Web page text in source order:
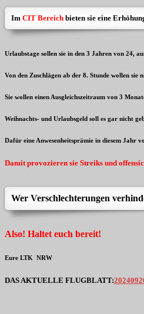
Im CIT Bereich bieten sie eine
Urlaubstage sollen sie in den 3 Jahren von 24,
Von den Zuschlägen ab der 8. Stunde wollen sie
Sie wollen einen Ausgleichszeitraum von 3
Weihnachts- und Urlaubsgeld soll es gar nicht
Dafür eine Anwesenheitsprämie in diesem Jahr
Damit provozieren sie Streiks und
Wer Verschlechterungen
Also! Haltet euch bereit!
Eure LTK NRW
DAS AKTUELLE FLUGBLATT: